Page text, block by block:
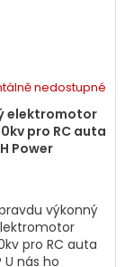
elektromotor
pro RC auta
Power
nedostupné
výkonný
pro RC auta
U nás ho